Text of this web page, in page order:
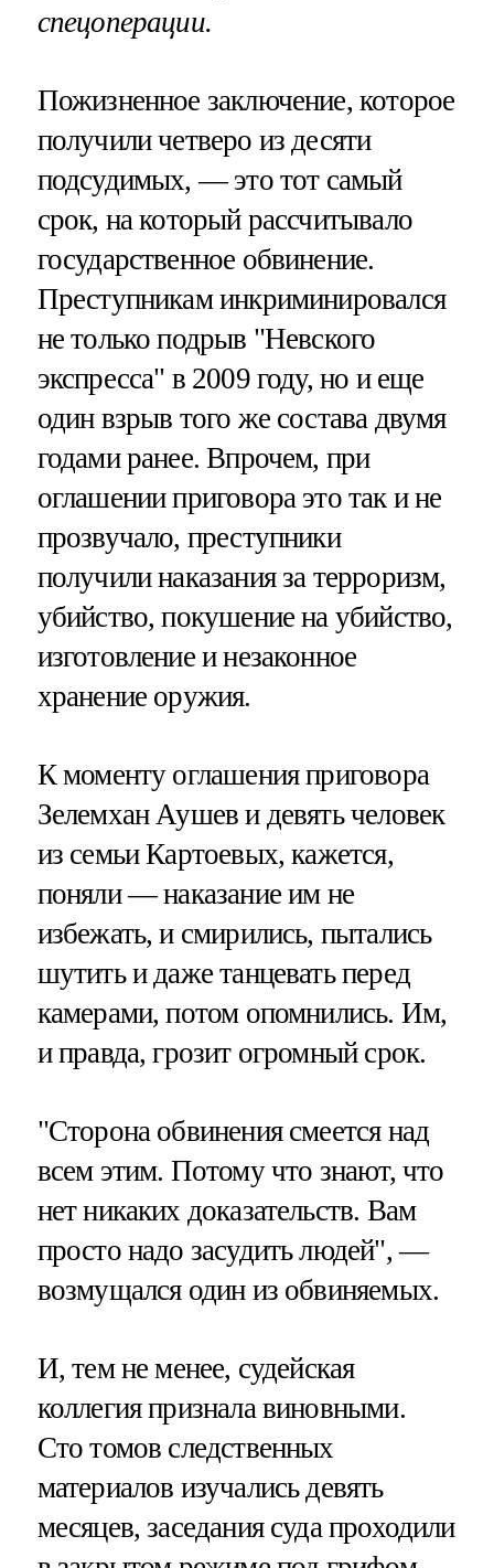
спецоперации.
Пожизненное заключение, которое
получили четверо из десяти
подсудимых, — это тот самый
срок, на который рассчитывало
государственное обвинение.
Преступникам инкриминировался
не только подрыв "Невского
экспресса" в 2009 году, но и еще
один взрыв того же состава двумя
годами ранее. Впрочем, при
оглашении приговора это так и не
прозвучало, преступники
получили наказания за терроризм,
убийство, покушение на убийство,
изготовление и незаконное
хранение оружия.
К моменту оглашения приговора
Зелемхан Аушев и девять человек
из семьи Картоевых, кажется,
поняли — наказание им не
избежать, и смирились, пытались
шутить и даже танцевать перед
камерами, потом опомнились. Им,
и правда, грозит огромный срок.
"Сторона обвинения смеется над
всем этим. Потому что знают, что
нет никаких доказательств. Вам
просто надо засудить людей", —
возмущался один из обвиняемых.
И, тем не менее, судейская
коллегия признала виновными.
Сто томов следственных
материалов изучались девять
месяцев, заседания суда проходили